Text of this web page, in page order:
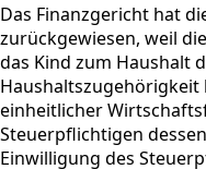
Das Finanzgericht hat
zurückgewiesen, weil
das Kind zum Haushalt
Haushaltszugehörigkeit
einheitlicher
Steuerpflichtigen
Einwilligung des